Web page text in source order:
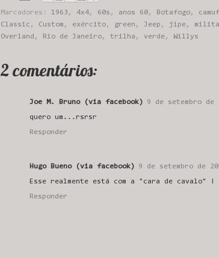
Marcadores: 1963 , 4x4, 60s , anos 60, Botafogo,
Classic , Custom , exército, green , Jeep , jipe,
Overland , Rio de Janeiro, trilha , verde, Willys
2 comentários:
Joe M. Bruno (via facebook) 9 de setembro de
quero um...rsrsr
Responder
Hugo Bueno (via facebook) 9 de setembro de
Esse realmente está com a "cara de cavalo" !
Responder